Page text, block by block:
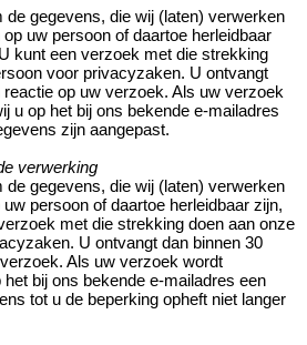
de gegevens, die wij (laten) verwerken
uw persoon of daartoe herleidbaar
kunt een verzoek met die strekking
voor privacyzaken. U ontvangt
reactie op uw verzoek. Als uw verzoek
u op het bij ons bekende e-mailadres
zijn aangepast.
verwerking
de gegevens, die wij (laten) verwerken
persoon of daartoe herleidbaar zijn,
met die strekking doen aan onze
U ontvangt dan binnen 30
Als uw verzoek wordt
bij ons bekende e-mailadres een
tot u de beperking opheft niet langer